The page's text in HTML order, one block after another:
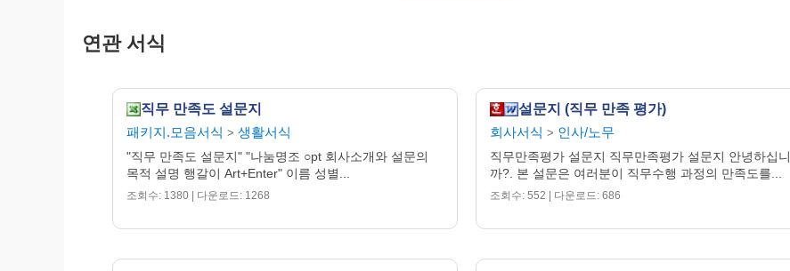
연관 서식
직무 만족도 설문지
패키지.모음서식 > 생활서식
"직무 만족도 설문지" "나눔명조 ○pt 회사소개와 설문의
목적 설명 행갈이 Art+Enter" 이름 성별...
조회수: 1380 | 다운로드: 1268
설문지 (직무 만족 평가)
회사서식 > 인사/노무
직무만족평가 설문지 직무만족평가 설문지 안녕하십니
까?. 본 설문은 여러분이 직무수행 과정의 만족도를...
조회수: 552 | 다운로드: 686